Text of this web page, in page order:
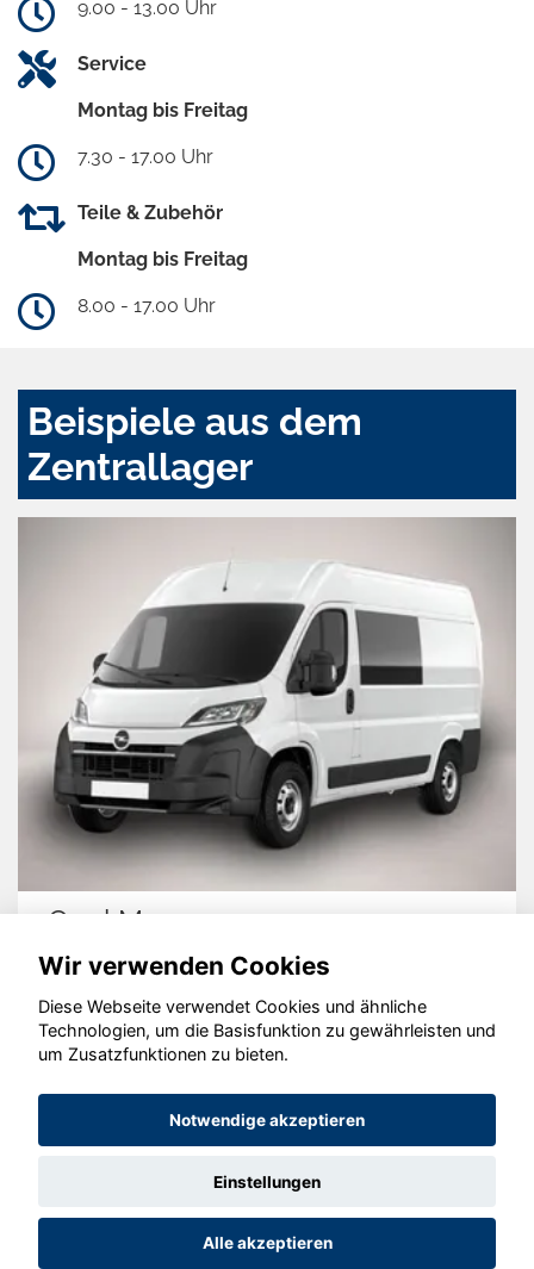
9.00 - 13.00 Uhr
Service
Montag bis Freitag
7.30 - 17.00 Uhr
Teile & Zubehör
Montag bis Freitag
8.00 - 17.00 Uhr
Beispiele aus dem
Zentrallager
Opel Movano
© konjunkturmotor.de GmbH 2020 - 2026
Wir verwenden Cookies
Diese Webseite verwendet Cookies und ähnliche
Technologien, um die Basisfunktion zu gewährleisten und
um Zusatzfunktionen zu bieten.
Notwendige akzeptieren
Einstellungen
Alle akzeptieren